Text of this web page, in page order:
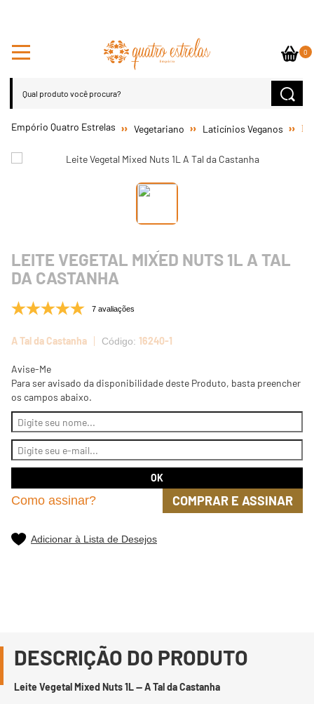
0
Vegetariano Laticínios Veganos
LEITE VEGETAL MIXED NUTS 1L A TAL
DA CASTANHA
7 avaliações
A Tal da Castanha 16240-1
Avise-Me
Para ser avisado da disponibilidade deste Produto, basta preencher
os campos abaixo.
Como assinar? COMPRAR E ASSINAR
Adicionar à Lista de Desejos
DESCRIÇÃO DO PRODUTO
Leite Vegetal Mixed Nuts 1L — A Tal da Castanha